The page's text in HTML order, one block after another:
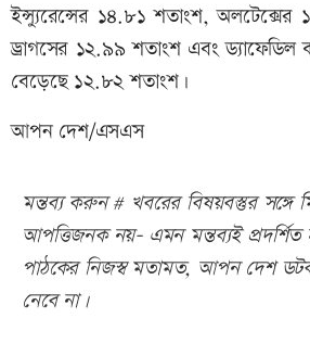
ইন্স্যুরেন্সের ১৪.৮১ শতাংশ,
ড্রাগসের ১২.৯৯ শতাংশ এবং ড্যাফেডিল
বেড়েছে ১২.৮২ শতাংশ।
আপন দেশ/এসএস
মন্তব্য করুন # খবরের বিষয়বস্তুর
আপত্তিজনক নয়- এমন মন্তব্যই প্রদর্শিত
পাঠকের নিজস্ব মতামত, আপন দেশ
নেবে না।